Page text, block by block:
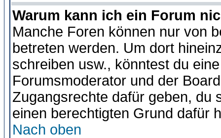
Warum kann ich ein Forum
Manche Foren können nur von
betreten werden. Um dort
schreiben usw., könntest du
Forumsmoderator und der
Zugangsrechte dafür geben, du
einen berechtigten Grund dafür
Nach oben